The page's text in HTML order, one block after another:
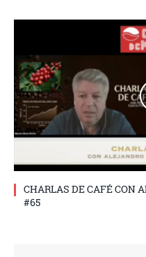
CHARLAS DE CAFÉ CON
#65